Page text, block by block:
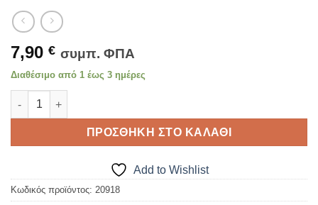
7,90 € συμπ. ΦΠΑ
Διαθέσιμο από 1 έως 3 ημέρες
ΚΟΛΙΕ ΑΠΟ ΑΤΣΑΛΙ Σχέδιο 8 ποσότητα
ΠΡΟΣΘΉΚΗ ΣΤΟ ΚΑΛΆΘΙ
Add to Wishlist
Κωδικός προϊόντος: 20918